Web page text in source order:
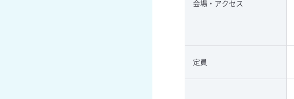
会場・アクセス
定員